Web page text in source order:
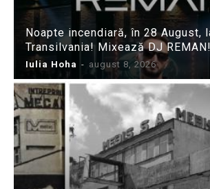
Noapte incendiară, în 28 August,
Transilvania! Mixează DJ REMAN!
Iulia Hoha - august 8, 2026